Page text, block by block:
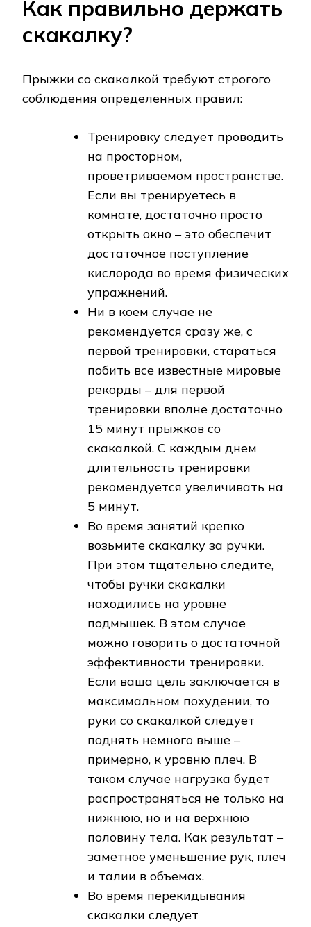
Как правильно держать
скакалку?
Прыжки со скакалкой требуют строгого
соблюдения определенных правил:
Тренировку следует проводить
на просторном,
проветриваемом пространстве.
Если вы тренируетесь в
комнате, достаточно просто
открыть окно – это обеспечит
достаточное поступление
кислорода во время физических
упражнений.
Ни в коем случае не
рекомендуется сразу же, с
первой тренировки, стараться
побить все известные мировые
рекорды – для первой
тренировки вполне достаточно
15 минут прыжков со
скакалкой. С каждым днем
длительность тренировки
рекомендуется увеличивать на
5 минут.
Во время занятий крепко
возьмите скакалку за ручки.
При этом тщательно следите,
чтобы ручки скакалки
находились на уровне
подмышек. В этом случае
можно говорить о достаточной
эффективности тренировки.
Если ваша цель заключается в
максимальном похудении, то
руки со скакалкой следует
поднять немного выше –
примерно, к уровню плеч. В
таком случае нагрузка будет
распространяться не только на
нижнюю, но и на верхнюю
половину тела. Как результат –
заметное уменьшение рук, плеч
и талии в объемах.
Во время перекидывания
скакалки следует